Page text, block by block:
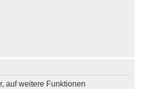
auf weitere Funktionen